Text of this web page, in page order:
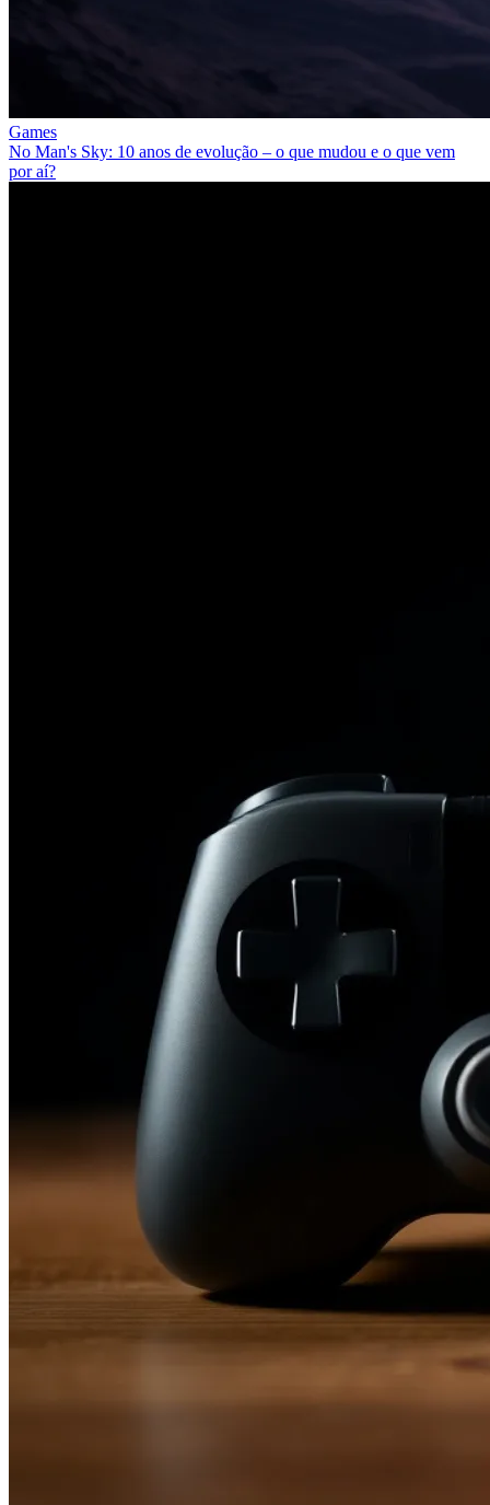
Games
No Man's Sky: 10 anos de evolução – o que mudou e o que vem
por aí?